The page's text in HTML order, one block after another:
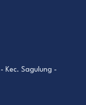
Kec. Sagulung -